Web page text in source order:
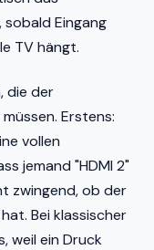
sobald Eingang
TV hängt.
die der
Erstens:
vollen
jemand "HDMI 2"
zwingend, ob der
Bei klassischer
weil ein Druck